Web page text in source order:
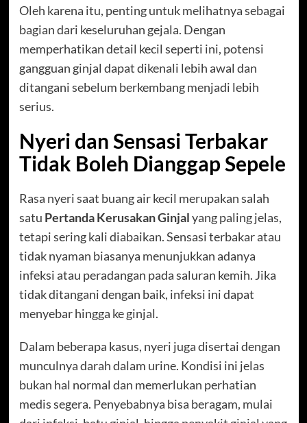
Oleh karena itu, penting untuk melihatnya sebagai
bagian dari keseluruhan gejala. Dengan
memperhatikan detail kecil seperti ini, potensi
gangguan ginjal dapat dikenali lebih awal dan
ditangani sebelum berkembang menjadi lebih
serius.
Nyeri dan Sensasi Terbakar
Tidak Boleh Dianggap Sepele
Rasa nyeri saat buang air kecil merupakan salah
satu Pertanda Kerusakan Ginjalyang paling jelas,
tetapi sering kali diabaikan. Sensasi terbakar atau
tidak nyaman biasanya menunjukkan adanya
infeksi atau peradangan pada saluran kemih. Jika
tidak ditangani dengan baik, infeksi ini dapat
menyebar hingga ke ginjal.
Dalam beberapa kasus, nyeri juga disertai dengan
munculnya darah dalam urine. Kondisi ini jelas
bukan hal normal dan memerlukan perhatian
medis segera. Penyebabnya bisa beragam, mulai